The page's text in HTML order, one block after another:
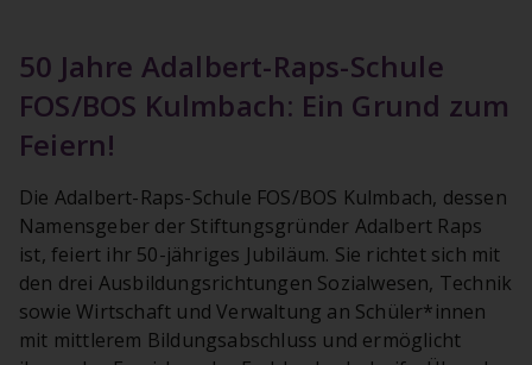
50 Jahre Adalbert-Raps-Schule
FOS/BOS Kulmbach: Ein Grund zum
Feiern!
Die Adalbert-Raps-Schule FOS/BOS Kulmbach, dessen
Namensgeber der Stiftungsgründer Adalbert Raps
ist, feiert ihr 50-jähriges Jubiläum. Sie richtet sich mit
den drei Ausbildungsrichtungen Sozialwesen, Technik
sowie Wirtschaft und Verwaltung an Schüler*innen
mit mittlerem Bildungsabschluss und ermöglicht